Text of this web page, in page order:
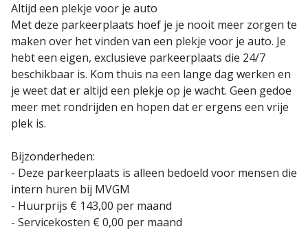
Altijd een plekje voor je auto
Met deze parkeerplaats hoef je je nooit meer zorgen te
maken over het vinden van een plekje voor je auto. Je
hebt een eigen, exclusieve parkeerplaats die 24/7
beschikbaar is. Kom thuis na een lange dag werken en
je weet dat er altijd een plekje op je wacht. Geen gedoe
meer met rondrijden en hopen dat er ergens een vrije
plek is.
Bijzonderheden:
- Deze parkeerplaats is alleen bedoeld voor mensen die
intern huren bij MVGM
- Huurprijs € 143,00 per maand
- Servicekosten € 0,00 per maand